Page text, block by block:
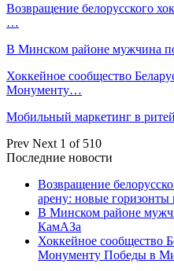
Возвращение белорусского
…
В Минском районе мужчина
Хоккейное сообщество
Монументу…
Мобильный маркетинг в
Prev Next 1 of 510
Последние новости
Возвращение
арену: новые горизонты
В Минском районе
КамАЗа
Хоккейное сообщество
Монументу Победы в